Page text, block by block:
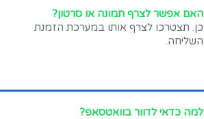
האם אפשר לצרף תמונה או סרטון?
כן. תצטרכו לצרף אותו במערכת הזמנת
השליחה.
למה כדאי לדוור בוואטסאפ?